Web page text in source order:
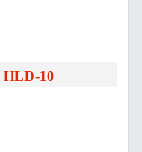
HLD-10